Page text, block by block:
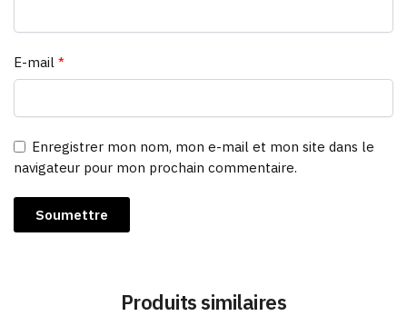
E-mail *
Enregistrer mon nom, mon e-mail et mon site dans le
navigateur pour mon prochain commentaire.
Produits similaires